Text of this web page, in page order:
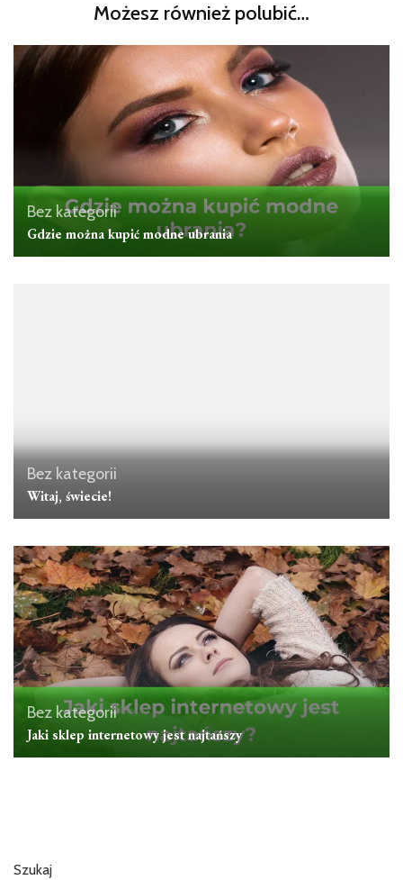
Możesz również polubić…
Bez kategorii
Gdzie można kupić modne ubrania
Bez kategorii
Witaj, świecie!
Bez kategorii
Jaki sklep internetowy jest najtańszy
Szukaj